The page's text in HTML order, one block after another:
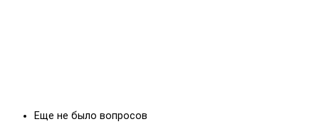
Еще не было вопросов